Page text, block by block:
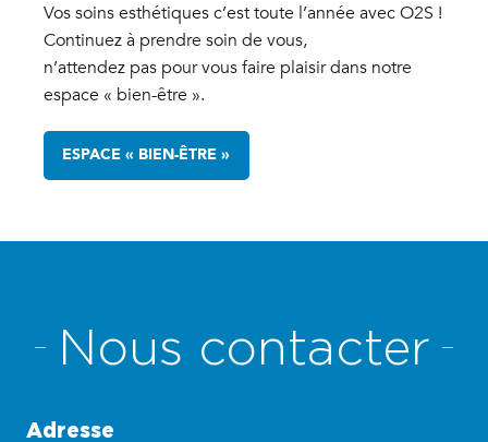
Vos soins esthétiques c’est toute l’année avec O2S !
Continuez à prendre soin de vous,
n’attendez pas pour vous faire plaisir dans notre
espace « bien-être ».
ESPACE « BIEN-ÊTRE »
Nous contacter
Adresse